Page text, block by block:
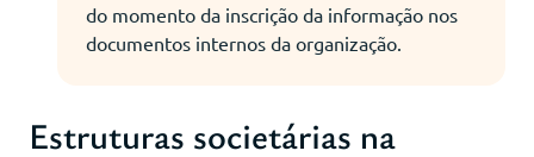
do momento da inscrição da informação nos
documentos internos da organização.
Estruturas societárias na